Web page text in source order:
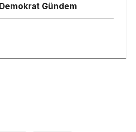
Demokrat Gündem